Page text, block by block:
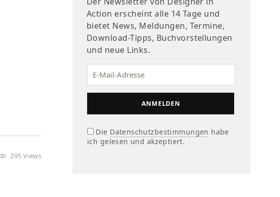
295 Views
Action erscheint alle 14 Tage und
bietet News, Meldungen, Termine,
Download-Tipps, Buchvorstellungen
und neue Links.
Die Datenschutzbestimmungen habe
ich gelesen und akzeptiert.